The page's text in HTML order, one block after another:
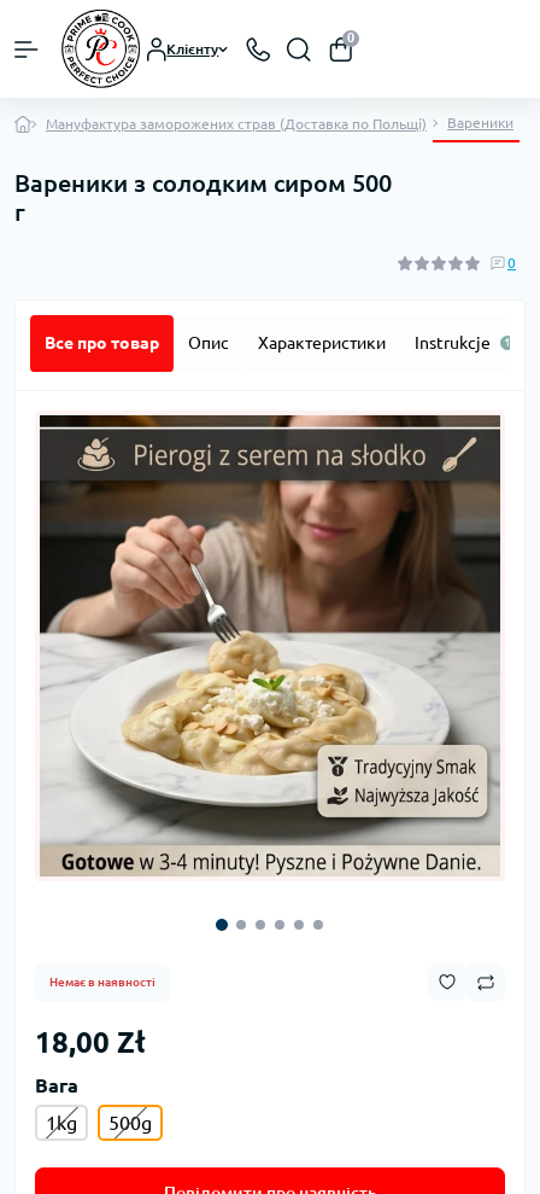
Клієнту
0
Мануфактура заморожених страв (Доставка по Польщі) Вареники
Вареники з солодким сиром 500
г
0
Все про товар Опис Характеристики Instrukcje 1
Немає в наявності
18,00 Zł
Вага
1kg
500g